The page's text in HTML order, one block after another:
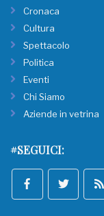
Cronaca
Cultura
Spettacolo
Politica
Eventi
Chi Siamo
Aziende in vetrina
#SEGUICI: